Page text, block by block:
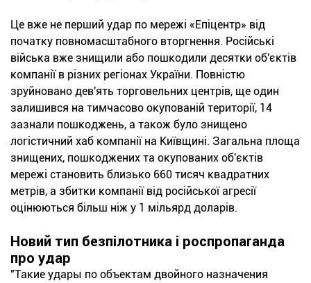
Це вже не перший удар по мережі «Епіцентр» від
початку повномасштабного вторгнення. Російські
війська вже знищили або пошкодили десятки об'єктів
компанії в різних регіонах України. Повністю
зруйновано дев'ять торговельних центрів, ще один
залишився на тимчасово окупованій території, 14
зазнали пошкоджень, а також було знищено
логістичний хаб компанії на Київщині. Загальна площа
знищених, пошкоджених та окупованих об'єктів
мережі становить близько 660 тисяч квадратних
метрів, а збитки компанії від російської агресії
оцінюються більш ніж у 1 мільярд доларів.
Новий тип безпілотника і роспропаганда
про удар
"Такие удары по объектам двойного назначения